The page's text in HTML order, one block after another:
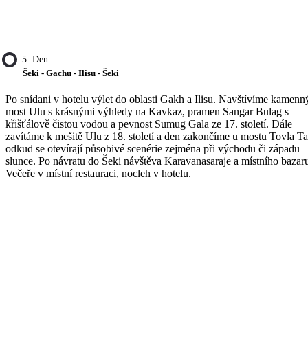
5. Den
Šeki - Gachu - Ilisu - Šeki
Po snídani v hotelu výlet do oblasti Gakh a Ilisu. Navštívíme
most Ulu s krásnými výhledy na Kavkaz, pramen Sangar Bulag s
křišťálově čistou vodou a pevnost Sumug Gala ze 17. století. Dále
zavítáme k mešitě Ulu z 18. století a den zakončíme u mostu Tovla
odkud se otevírají působivé scenérie zejména při východu či západu
slunce. Po návratu do Šeki návštěva Karavanasaraje a místního
Večeře v místní restauraci, nocleh v hotelu.